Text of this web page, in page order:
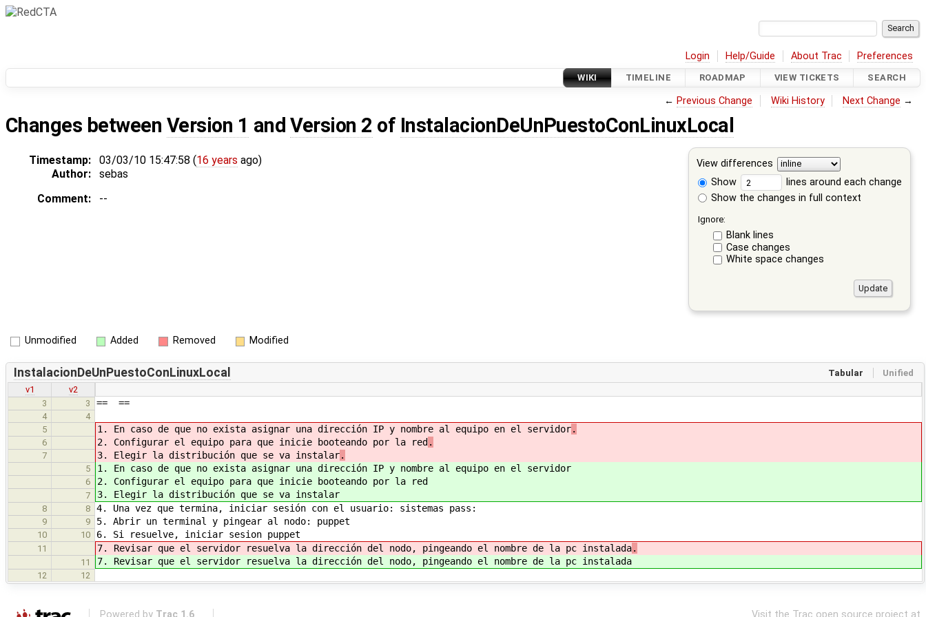
Login Help/Guide About Trac Preferences
WIKI TIMELINE ROADMAP VIEW TICKETS SEARCH
← Previous Change Wiki History Next Change →
Changes between Version 1 andVersion 2 of InstalacionDeUnPuestoConLinuxLocal
View differences
Show
lines around each change
Show the changes in full context
Ignore:
Blank lines
Case changes
White space changes
Timestamp: 03/03/10 15:47:58 (16 years ago)
Author:
sebas
Comment:
--
Unmodified Added Removed Modified
Tabular Unified
InstalacionDeUnPuestoConLinuxLocal
v1
v2
3
3 == ==
4
4
5
1. En caso de que no exista asignar una dirección IP y nombre al equipo en el servidor.
6 2. Configurar el equipo para que inicie booteando por la red .
7 3. Elegir la distribución que se va instalar.
5 1. En caso de que no exista asignar una dirección IP y nombre al equipo en el servidor
6 2. Configurar el equipo para que inicie booteando por la red
7 3. Elegir la distribución que se va instalar
8 8 4. Una vez que termina, iniciar sesión con el usuario: sistemas pass:
9 9 5. Abrir un terminal y pingear al nodo: puppet
10 10 6. Si resuelve, iniciar sesion puppet
11 7. Revisar que el servidor resuelva la dirección del nodo, pingeando el nombre de la pc instalada.
11 7. Revisar que el servidor resuelva la dirección del nodo, pingeando el nombre de la pc instalada
12 12
Powered by Trac 1.6 Visit the Trac open source project at